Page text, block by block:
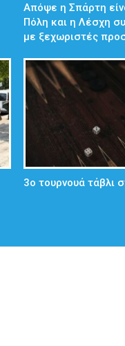
Απόψε η Σπάρτη
Πόλη και η Λέσχη
με ξεχωριστές
3ο τουρνουά τάβλι